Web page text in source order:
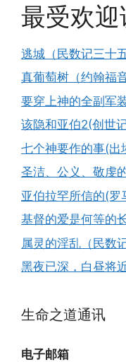
最受欢迎
逃城（民数记三十五
真葡萄树（约翰福
要穿上神的全副军
该隐和亚伯2(创世
七个神要作的事(出
圣洁、公义、敬虔
亚伯拉罕所信的(罗
基督的爱是何等的
属灵的淫乱（民数
黑夜已深，白昼将
生命之道通讯
电子邮箱